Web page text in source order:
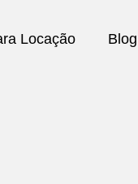
Locação Blog